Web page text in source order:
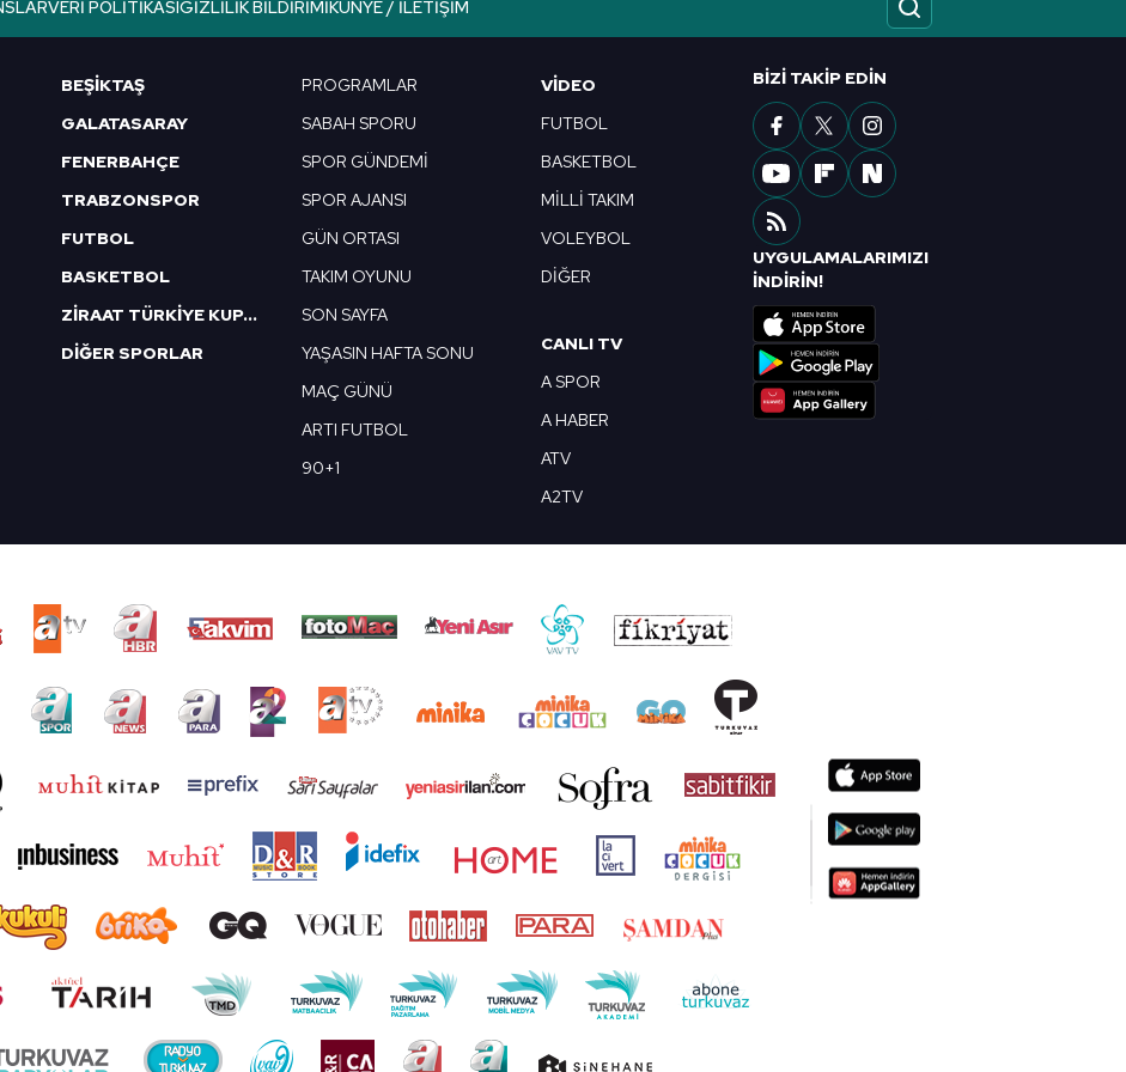
Korunması Kanunu uyarınca hazırlanmış Aydınlatma Metnimizi okumak ve sitemizde ilgili
VERI POLITIKASIGIZLILIK BILDIRIMIKÜNYE / İLETIŞIM
BEŞİKTAŞ
GALATASARAY
FENERBAHÇE
TRABZONSPOR
FUTBOL
BASKETBOL
ZİRAAT TÜRKİYE KUPASI
DİĞER SPORLAR
PROGRAMLAR
SABAH SPORU
SPOR GÜNDEMİ
SPOR AJANSI
GÜN ORTASI
TAKIM OYUNU
SON SAYFA
YAŞASIN HAFTA SONU
MAÇ GÜNÜ
ARTI FUTBOL
90+1
VIDEO
FUTBOL
BASKETBOL
MİLLİ TAKIM
VOLEYBOL
DİĞER
CANLI TV
A SPOR
A HABER
ATV
A2TV
BIZI TAKIP EDIN
UYGULAMALARIMIZI
İNDİRİN!